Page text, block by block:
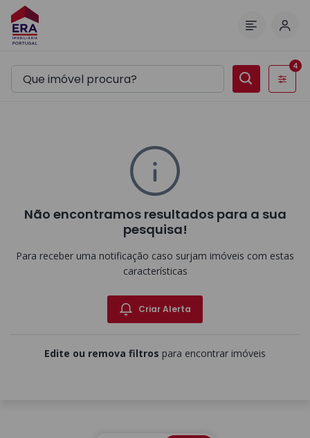
Filtros
4
Não encontramos resultados para a sua
pesquisa!
Para receber uma notificação caso surjam imóveis com estas
características
Criar Alerta
Edite ou remova filtros para encontrar imóveis